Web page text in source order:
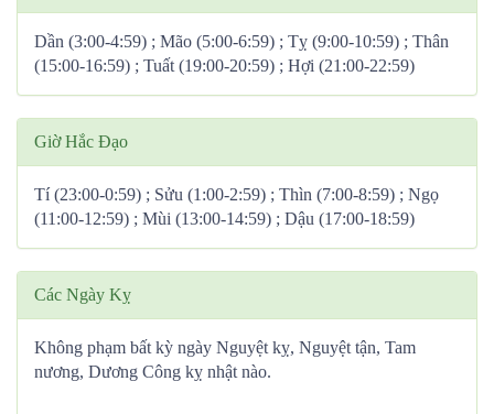
Dần (3:00-4:59) ; Mão (5:00-6:59) ; Tỵ (9:00-10:59) ; Thân
(15:00-16:59) ; Tuất (19:00-20:59) ; Hợi (21:00-22:59)
Giờ Hắc Đạo
Tí (23:00-0:59) ; Sửu (1:00-2:59) ; Thìn (7:00-8:59) ; Ngọ
(11:00-12:59) ; Mùi (13:00-14:59) ; Dậu (17:00-18:59)
Các Ngày Kỵ
Không phạm bất kỳ ngày Nguyệt kỵ, Nguyệt tận, Tam
nương, Dương Công kỵ nhật nào.